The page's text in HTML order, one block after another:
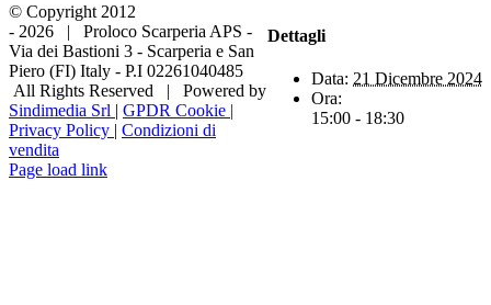
Dettagli
Data: 21 Dicembre 2024
Ora:
15:00 - 18:30
© Copyright 2012
- 2026 | Proloco Scarperia APS -
Via dei Bastioni 3 - Scarperia e San
Piero (FI) Italy - P.I 02261040485
All Rights Reserved | Powered by
Sindimedia Srl | GPDR Cookie |
Privacy Policy | Condizioni di
vendita
Facebook
Instagram
Tripadvisor
WhatsApp
Page load link